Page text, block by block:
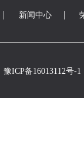
| 新闻中心 |
豫ICP备16013112号-1